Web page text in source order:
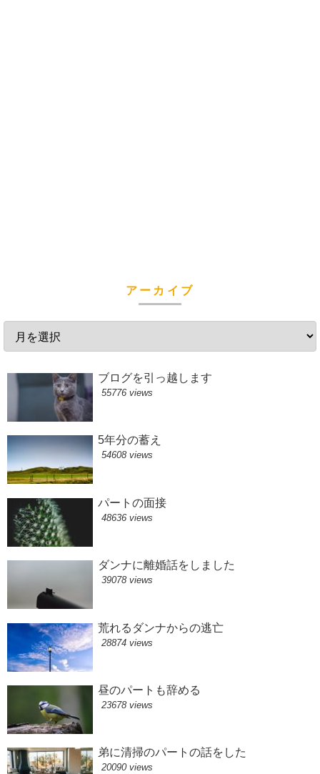
アーカイブ
ブログを引っ越します
55776 views
5年分の蓄え
54608 views
パートの面接
48636 views
ダンナに離婚話をしました
39078 views
荒れるダンナからの逃亡
28874 views
昼のパートも辞める
23678 views
弟に清掃のパートの話をした
20090 views